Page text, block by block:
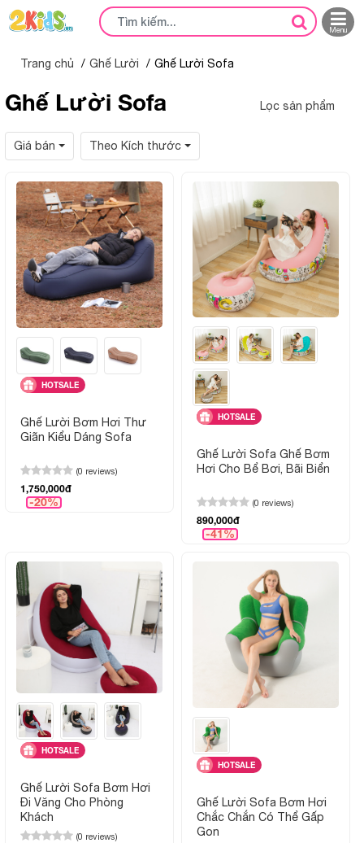
Menu
Trang chủ Ghế Lười Ghế Lười Sofa
Ghế Lười Sofa Lọc sản phẩm
Giá bán Theo Kích thước
HOTSALE
Ghế Lười Bơm Hơi Thư
Giãn Kiểu Dáng Sofa
(0 reviews)
1,750,000đ
-20%
HOTSALE
Ghế Lười Sofa Ghế Bơm
Hơi Cho Bể Bơi, Bãi Biển
(0 reviews)
890,000đ
-41%
HOTSALE
Ghế Lười Sofa Bơm Hơi
Đi Văng Cho Phòng
Khách
(0 reviews)
HOTSALE
Ghế Lười Sofa Bơm Hơi
Chắc Chắn Có Thể Gấp
Gọn